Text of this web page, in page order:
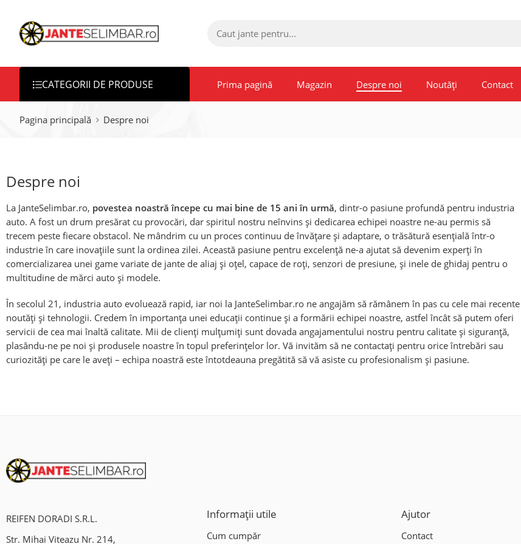
CATEGORII DE PRODUSE Prima pagină Magazin Despre noi Noutăți Contact
Pagina principală Despre noi
Despre noi
La JanteSelimbar.ro, povestea noastră începe cu mai bine de 15 ani în urmă, dintr-o pasiune profundă pentru industria
auto. A fost un drum presărat cu provocări, dar spiritul nostru neînvins și dedicarea echipei noastre ne-au permis să
trecem peste fiecare obstacol. Ne mândrim cu un proces continuu de învățare și adaptare, o trăsătură esențială într-o
industrie în care inovațiile sunt la ordinea zilei. Această pasiune pentru excelență ne-a ajutat să devenim experți în
comercializarea unei game variate de jante de aliaj și oțel, capace de roți, senzori de presiune, și inele de ghidaj pentru o
multitudine de mărci auto și modele.
În secolul 21, industria auto evoluează rapid, iar noi la JanteSelimbar.ro ne angajăm să rămânem în pas cu cele mai recente
noutăți și tehnologii. Credem în importanța unei educații continue și a formării echipei noastre, astfel încât să putem oferi
servicii de cea mai înaltă calitate. Mii de clienți mulțumiți sunt dovada angajamentului nostru pentru calitate și siguranță,
plasându-ne pe noi și produsele noastre în topul preferințelor lor. Vă invităm să ne contactați pentru orice întrebări sau
curiozități pe care le aveți – echipa noastră este întotdeauna pregătită să vă asiste cu profesionalism și pasiune.
REIFEN DORADI S.R.L.
Str. Mihai Viteazu Nr. 214,
Informații utile
Cum cumpăr
Ajutor
Contact